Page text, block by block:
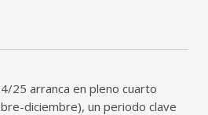
25 arranca en pleno cuarto
diciembre), un periodo clave